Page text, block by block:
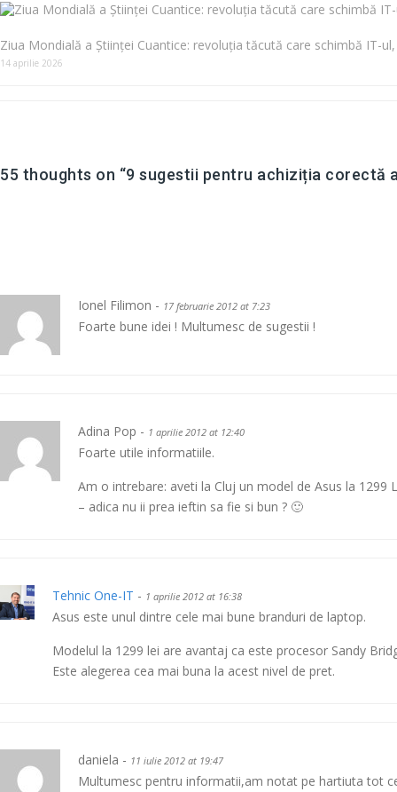
Ziua Mondială a Științei Cuantice: revoluția tăcută care schimbă IT-
14 aprilie 2026
55 thoughts on “9 sugestii pentru achiziția corectă
Ionel Filimon - 17 februarie 2012 at 7:23
Foarte bune idei ! Multumesc de sugestii !
Adina Pop - 1 aprilie 2012 at 12:40
Foarte utile informatiile.
Am o intrebare: aveti la Cluj un model de Asus la 1299
– adica nu ii prea ieftin sa fie si bun ? 🙂
Tehnic One-IT - 1 aprilie 2012 at 16:38
Asus este unul dintre cele mai bune branduri de laptop.
Modelul la 1299 lei are avantaj ca este procesor Sandy
Este alegerea cea mai buna la acest nivel de pret.
daniela - 11 iulie 2012 at 19:47
Multumesc pentru informatii,am notat pe hartiuta tot